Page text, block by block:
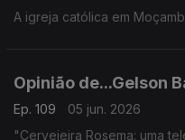
A igreja católica em
Opinião de...Gelson
Ep. 109
05 jun. 2026
"Cervejeira Rosema: uma